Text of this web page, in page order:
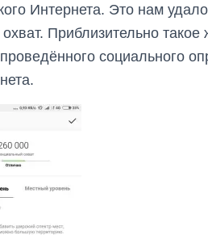
Интернета. Это нам
Приблизительно
социального